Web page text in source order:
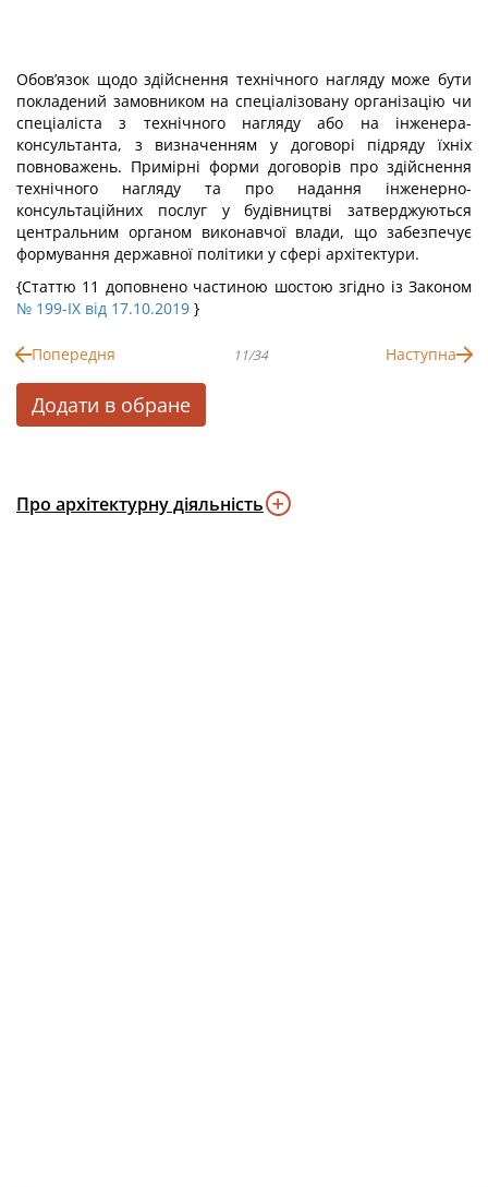
Обов’язок щодо здійснення технічного нагляду може бути
покладений замовником на спеціалізовану організацію чи
спеціаліста з технічного нагляду або на інженера-
консультанта, з визначенням у договорі підряду їхніх
повноважень. Примірні форми договорів про здійснення
технічного нагляду та про надання інженерно-
консультаційних послуг у будівництві затверджуються
центральним органом виконавчої влади, що забезпечує
формування державної політики у сфері архітектури.
{Статтю 11 доповнено частиною шостою згідно із Законом
№ 199-IX від 17.10.2019 }
Попередня 11/34 Наступна
Додати в обране
Про архітектурну діяльність